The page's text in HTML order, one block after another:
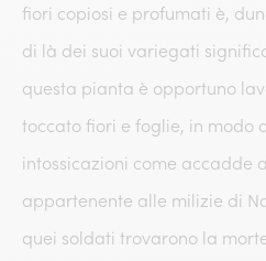
fiori copiosi e profumati è,
di là dei suoi variegati
questa pianta è opportuno
toccato fiori e foglie, in modo
intossicazioni come accadde
appartenente alle milizie di
quei soldati trovarono la